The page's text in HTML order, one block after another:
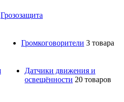
Грозозащита
Громкоговорители 3 товара
Датчики движения и
освещённости 20 товаров